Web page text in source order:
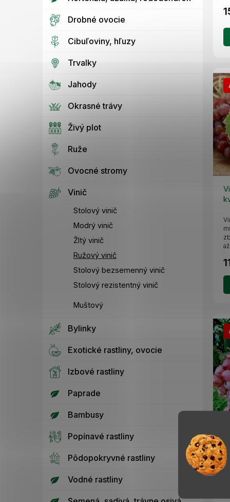
Drobné ovocie
Cibuľoviny, hľuzy
Trvalky
Jahody
Okrasné trávy
Živý plot
Ruže
Ovocné stromy
Vinič
Stolový vinič
Modrý vinič
Žltý vinič
Ružový vinič
Stolový bezsemenný vinič
Stolový rezistentný vinič
Muštový
Bylinky
Exotické rastliny, ovocie
Izbové rastliny
Paprade
Bambusy
Popínavé rastliny
Pôdopokryvné rastliny
Vodné rastliny